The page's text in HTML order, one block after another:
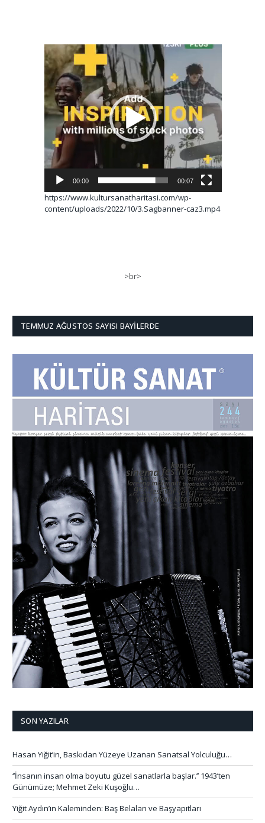
Video
oynatıcı
00:00 00:07
https://www.kultursanatharitasi.com/wp-
content/uploads/2022/10/3.Sagbanner-caz3.mp4
>br>
TEMMUZ AĞUSTOS SAYISI BAYILERDE
SON YAZILAR
Hasan Yiğit’in, Baskıdan Yüzeye Uzanan Sanatsal Yolculuğu…
‘’İnsanın insan olma boyutu güzel sanatlarla başlar.’’ 1943’ten
Günümüze; Mehmet Zeki Kuşoğlu…
Yiğit Aydın’ın Kaleminden: Baş Belaları ve Başyapıtları